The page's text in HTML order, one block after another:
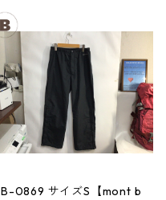
B-0869 サイズS【mont b